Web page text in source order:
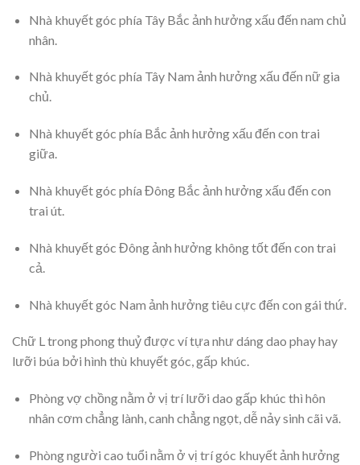
Nhà khuyết góc phía Tây Bắc ảnh hưởng xấu đến nam chủ
nhân.
Nhà khuyết góc phía Tây Nam ảnh hưởng xấu đến nữ gia
chủ.
Nhà khuyết góc phía Bắc ảnh hưởng xấu đến con trai
giữa.
Nhà khuyết góc phía Đông Bắc ảnh hưởng xấu đến con
trai út.
Nhà khuyết góc Đông ảnh hưởng không tốt đến con trai
cả.
Nhà khuyết góc Nam ảnh hưởng tiêu cực đến con gái thứ.
Chữ L trong phong thuỷ được ví tựa như dáng dao phay hay
lưỡi búa bởi hình thù khuyết góc, gấp khúc.
Phòng vợ chồng nằm ở vị trí lưỡi dao gấp khúc thì hôn
nhân cơm chẳng lành, canh chẳng ngọt, dễ nảy sinh cãi vã.
Phòng người cao tuổi nằm ở vị trí góc khuyết ảnh hưởng